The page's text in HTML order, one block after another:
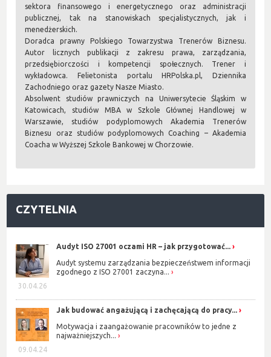
sektora finansowego i energetycznego oraz administracji
publicznej, tak na stanowiskach specjalistycznych, jak i
menedżerskich.
Doradca prawny Polskiego Towarzystwa Trenerów Biznesu.
Autor licznych publikacji z zakresu prawa, zarządzania,
przedsiębiorczości i kompetencji społecznych. Trener i
wykładowca. Felietonista portalu HRPolska.pl, Dziennika
Zachodniego oraz gazety Nasze Miasto.
Absolwent studiów prawniczych na Uniwersytecie Śląskim w
Katowicach, studiów MBA w Szkole Głównej Handlowej w
Warszawie, studiów podyplomowych Akademia Trenerów
Biznesu oraz studiów podyplomowych Coaching – Akademia
Coacha w Wyższej Szkole Bankowej w Chorzowie.
CZYTELNIA
30.04.26
Audyt ISO 27001 oczami HR – jak przygotować...
Audyt systemu zarządzania bezpieczeństwem informacji
zgodnego z ISO 27001 zaczyna...
09.04.24
Jak budować angażującą i zachęcającą do pracy...
Motywacja i zaangażowanie pracowników to jedne z
najważniejszych...